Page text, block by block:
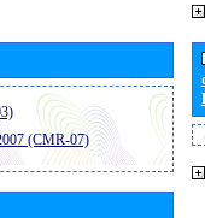
(CMR-07)